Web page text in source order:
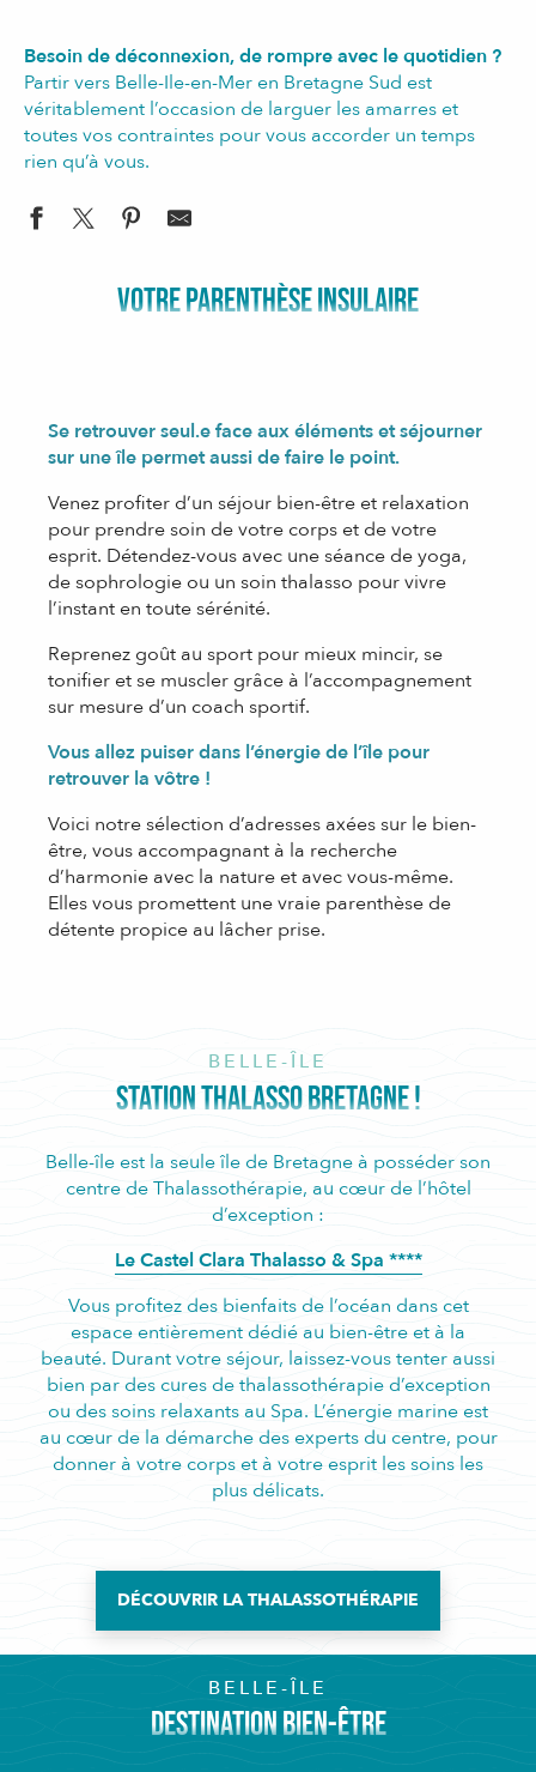
Besoin de déconnexion, de rompre avec le quotidien ?
Partir vers Belle-Ile-en-Mer en Bretagne Sud est
véritablement l’occasion de larguer les amarres et
toutes vos contraintes pour vous accorder un temps
rien qu’à vous.
VOTRE PARENTHÈSE INSULAIRE
Se retrouver seul.e face aux éléments et séjourner
sur une île permet aussi de faire le point.
Venez profiter d’un séjour bien-être et relaxation
pour prendre soin de votre corps et de votre
esprit. Détendez-vous avec une séance de yoga,
de sophrologie ou un soin thalasso pour vivre
l’instant en toute sérénité.
Reprenez goût au sport pour mieux mincir, se
tonifier et se muscler grâce à l’accompagnement
sur mesure d’un coach sportif.
Vous allez puiser dans l’énergie de l’île pour
retrouver la vôtre !
Voici notre sélection d’adresses axées sur le bien-
être, vous accompagnant à la recherche
d’harmonie avec la nature et avec vous-même.
Elles vous promettent une vraie parenthèse de
détente propice au lâcher prise.
BELLE-ÎLE
STATION THALASSO BRETAGNE !
Belle-île est la seule île de Bretagne à posséder son
centre de Thalassothérapie, au cœur de l’hôtel
d’exception :
Le Castel Clara Thalasso & Spa ****
Vous profitez des bienfaits de l’océan dans cet
espace entièrement dédié au bien-être et à la
beauté. Durant votre séjour, laissez-vous tenter aussi
bien par des cures de thalassothérapie d’exception
ou des soins relaxants au Spa. L’énergie marine est
au cœur de la démarche des experts du centre, pour
donner à votre corps et à votre esprit les soins les
plus délicats.
DÉCOUVRIR LA THALASSOTHÉRAPIE
BELLE-ÎLE
DESTINATION BIEN-ÊTRE